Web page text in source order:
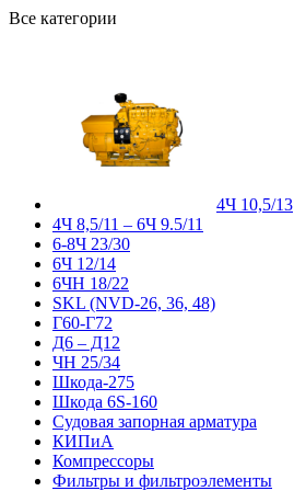
Все категории
4Ч 10,5/13
4Ч 8,5/11 – 6Ч 9.5/11
6-8Ч 23/30
6Ч 12/14
6ЧН 18/22
SKL (NVD-26, 36, 48)
Г60-Г72
Д6 – Д12
ЧН 25/34
Шкода-275
Шкода 6S-160
Судовая запорная арматура
КИПиА
Компрессоры
Фильтры и фильтроэлементы